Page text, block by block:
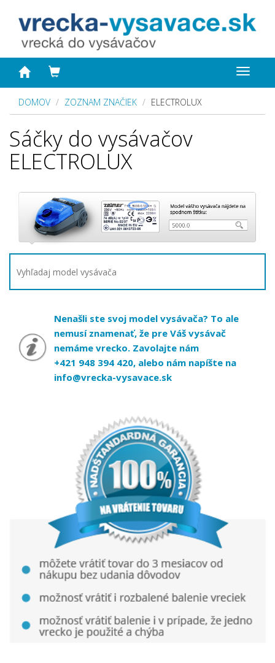
Toggle
DOMOV ZOZNAM ZNAČIEK ELECTROLUX
Sáčky do vysávačov
ELECTROLUX
Nenašli ste svoj model vysávača? To ale
nemusí znamenať, že pre Váš vysávač
nemáme vrecko. Zavolajte nám
+421 948 394 420, alebo nám napíšte na
info@vrecka-vysavace.sk